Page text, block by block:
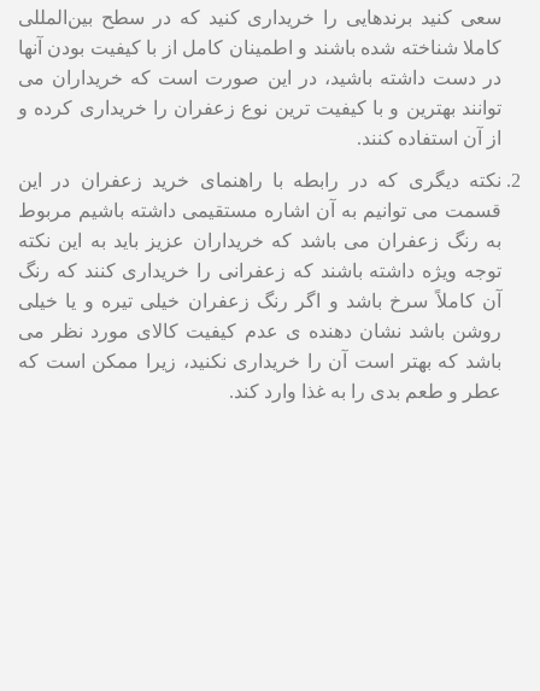
سعی کنید برندهایی را خریداری کنید که در سطح بین‌المللی
کاملا شناخته شده باشند و اطمینان کامل از با کیفیت بودن آنها
در دست داشته باشید، در این صورت است که خریداران می
توانند بهترین و با کیفیت ترین نوع زعفران را خریداری کرده و
از آن استفاده کنند.
نکته دیگری که در رابطه با راهنمای خرید زعفران در این
قسمت می توانیم به آن اشاره مستقیمی داشته باشیم مربوط
به رنگ زعفران می باشد که خریداران عزیز باید به این نکته
توجه ویژه داشته باشند که زعفرانی را خریداری کنند که رنگ
آن کاملاً سرخ باشد و اگر رنگ زعفران خیلی تیره و یا خیلی
روشن باشد نشان دهنده ی عدم کیفیت کالای مورد نظر می
باشد که بهتر است آن را خریداری نکنید، زیرا ممکن است که
عطر و طعم بدی را به غذا وارد کند.